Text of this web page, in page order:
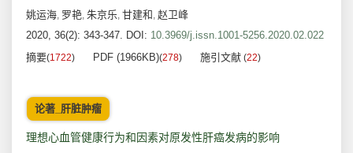
姚运海, 罗艳, 朱京乐, 甘建和 , 赵卫峰
2020, 36(2): 343-347. DOI: 10.3969/j.issn.1001-5256.2020.02.022
摘要(1722) PDF (1966KB)(278) 施引文献 (22)
论著_肝脏肿瘤
理想心血管健康行为和因素对原发性肝癌发病的影响